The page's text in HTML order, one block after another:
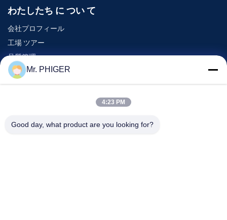
わたしたち に つい て
会社プロフィール
工場 ツアー
品質管理
地図
連絡 ください
イベント
Mr. PHIGER
4:23 PM
Good day, what product are you looking for?